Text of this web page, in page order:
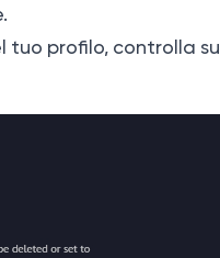
tuo profilo, controlla su